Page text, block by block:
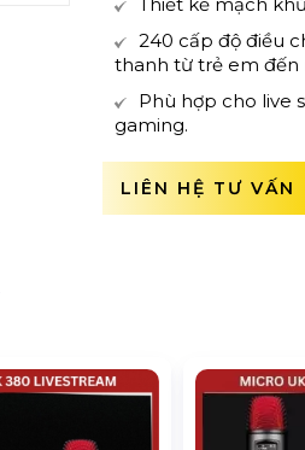
240 cấp độ điều
thanh từ trẻ em đến
Phù hợp cho live
gaming.
LIÊN HỆ TƯ VẤN